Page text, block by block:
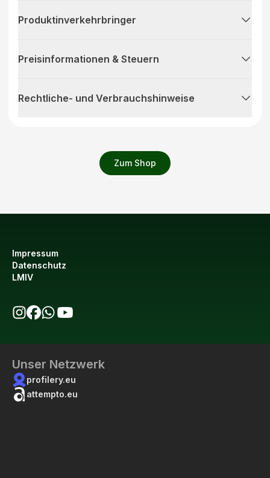
Zum Shop
Produktinverkehrbringer
Preisinformationen & Steuern
Rechtliche- und Verbrauchshinweise
Impressum
Datenschutz
LMIV
Unser Netzwerk
profilery.eu
attempto.eu